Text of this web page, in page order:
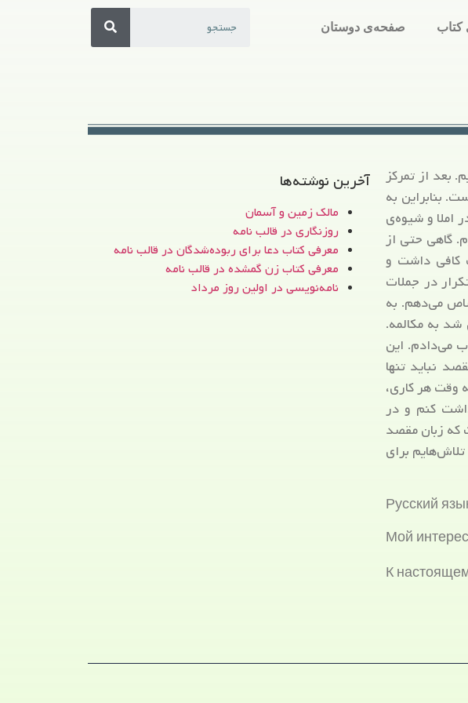
کتاب صفحه‌ی دوستان
بعد از تمرکز
بنابراین به
املا و شیوه‌ی
گاهی حتی از
کافی داشت و
در جملات
می‌دهم. به
شد به مکالمه.
می‌دادم. این
نباید تنها
وقت هر کاری،
کنم و در
که زبان مقصد
برای
Русский
Мой
К
آخرین نوشته‌ها
مالک زمین و آسمان
روزنگاری در قالب نامه
معرفی کتاب دعا برای ربوده‌شدگان در قالب نامه
معرفی کتاب زن‌ گمشده در قالب نامه
نامه‌نویسی در اولین روز مرداد